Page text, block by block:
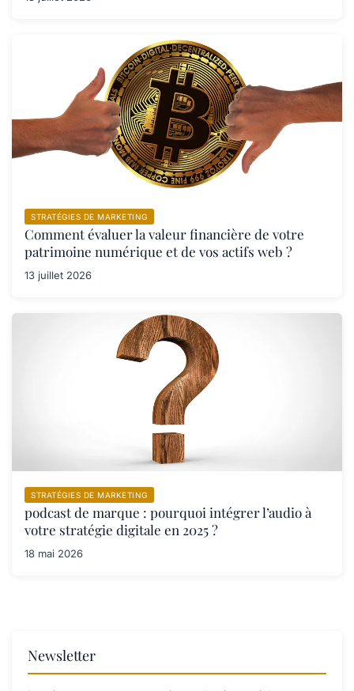
STRATÉGIES DE MARKETING
Comment évaluer la valeur financière de votre
patrimoine numérique et de vos actifs web ?
13 juillet 2026
STRATÉGIES DE MARKETING
podcast de marque : pourquoi intégrer l’audio à
votre stratégie digitale en 2025 ?
18 mai 2026
Newsletter